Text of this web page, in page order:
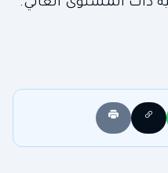
ذات المستوى العالي.